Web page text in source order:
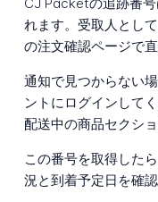
れます。受取人とし
の注文確認ページで
通知で見つからない
ントにログインして
配送中の商品セクシ
この番号を取得した
況と到着予定日を確認